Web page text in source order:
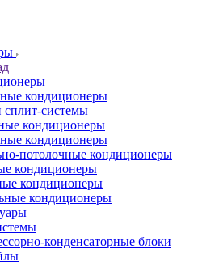
кондиционеры
сплит-системы
кондиционеры
кондиционеры
потолочные кондиционеры
кондиционеры
кондиционеры
кондиционеры
конденсаторные блоки